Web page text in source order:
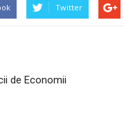
Twitter
de Economii